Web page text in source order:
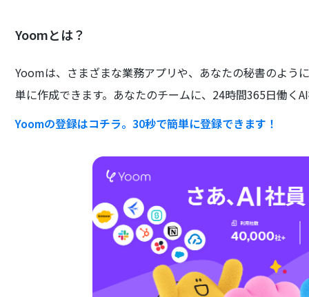
Yoomとは？
Yoomは、さまざまな業務アプリや、あなたの秘書のよう
単に作成できます。あなたのチームに、24時間365日働く
Yoomの登録はコチラ。30秒で簡単に登録できます！